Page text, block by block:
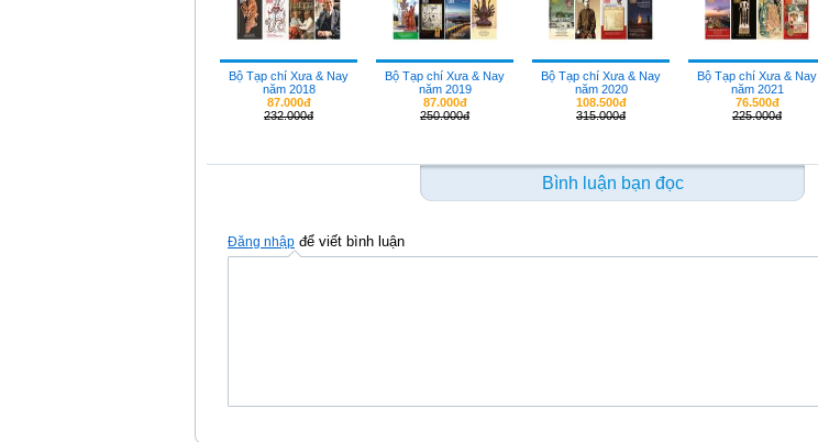
Bộ Tạp chí Xưa & Nay
năm 2018
87.000đ
232.000đ
Bộ Tạp chí Xưa & Nay
năm 2019
87.000đ
250.000đ
Bộ Tạp chí Xưa & Nay
năm 2020
108.500đ
315.000đ
Bộ Tạp chí Xưa & Nay
năm 2021
76.500đ
225.000đ
Bình luận bạn đọc
Đăng nhập để viết bình luận